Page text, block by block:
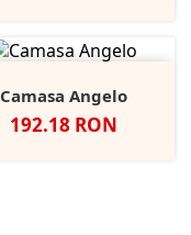
Camasa Angelo
Pret
192.18 RON